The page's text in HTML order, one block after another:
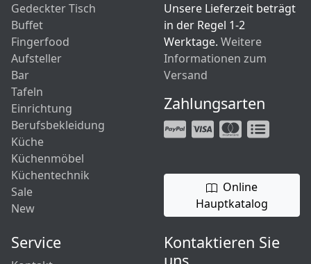
Gedeckter Tisch
Buffet
Fingerfood
Aufsteller
Bar
Tafeln
Einrichtung
Berufsbekleidung
Küche
Küchenmöbel
Küchentechnik
Sale
New
Unsere Lieferzeit beträgt
in der Regel 1-2
Werktage. Weitere
Informationen zum
Versand
Zahlungsarten
Online
Hauptkatalog
Service
Kontaktieren Sie